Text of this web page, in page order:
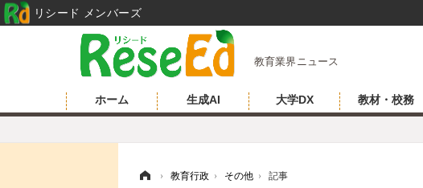
教育業界ニュース
ホーム 生成AI 大学DX 教材・校務
› 教育行政 › その他 › 記事
リシード メンバーズ